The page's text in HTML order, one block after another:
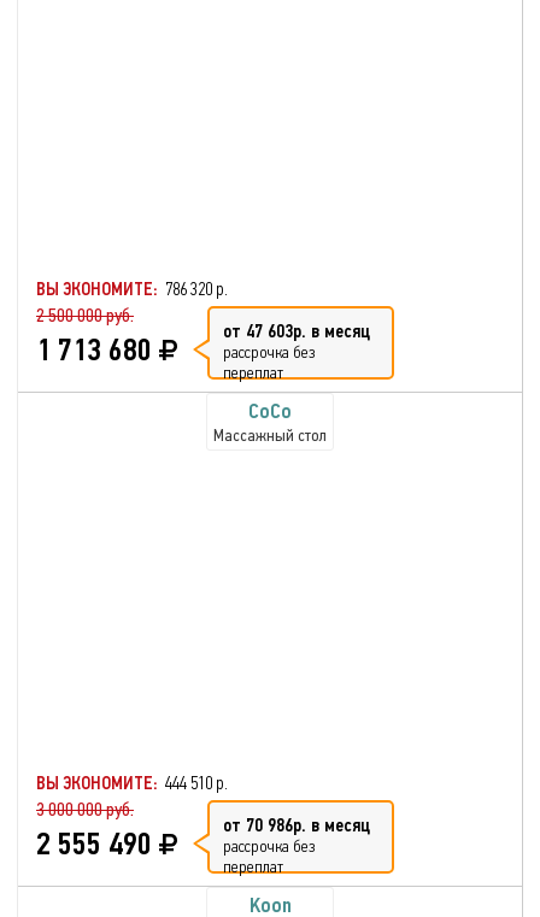
ВЫ ЭКОНОМИТЕ: 786 320 р.
2 500 000 руб.
1 713 680 от 47 603р. в месяц
рассрочка без
переплат
CoCo
Массажный стол
ВЫ ЭКОНОМИТЕ: 444 510 р.
3 000 000 руб.
2 555 490 от 70 986р. в месяц
рассрочка без
переплат
Koon